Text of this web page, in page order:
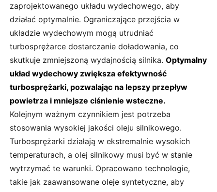
zaprojektowanego układu wydechowego, aby
działać optymalnie. Ograniczające przejścia w
układzie wydechowym mogą utrudniać
turbosprężarce dostarczanie doładowania, co
skutkuje zmniejszoną wydajnością silnika. Optymalny
układ wydechowy zwiększa efektywność
turbosprężarki, pozwalając na lepszy przepływ
powietrza i mniejsze ciśnienie wsteczne.
Kolejnym ważnym czynnikiem jest potrzeba
stosowania wysokiej jakości oleju silnikowego.
Turbosprężarki działają w ekstremalnie wysokich
temperaturach, a olej silnikowy musi być w stanie
wytrzymać te warunki. Opracowano technologie,
takie jak zaawansowane oleje syntetyczne, aby